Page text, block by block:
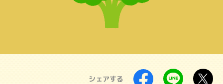
製
シェアする